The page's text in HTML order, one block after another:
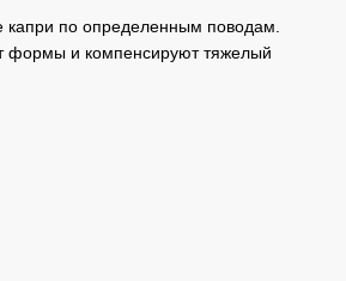
капри по определенным поводам.
формы и компенсируют тяжелый